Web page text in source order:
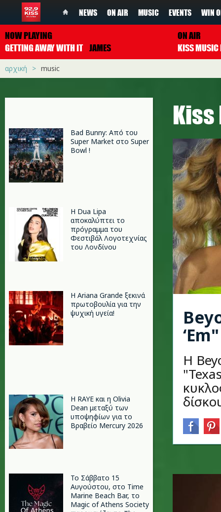
NEWS ON AIR MUSIC EVENTS WIN
NOW PLAYING
GETTING AWAY WITH IT JAMES
ON AIR
αρχική music
Bad Bunny: Από του
Super Market στο Super
Bowl !
Η Dua Lipa
αποκαλύπτει το
πρόγραμμα του
Φεστιβάλ Λογοτεχνίας
του Λονδίνου
Η Ariana Grande ξεκινά
πρωτοβουλία για την
ψυχική υγεία!
Η RAYE και η Olivia
Dean μεταξύ των
υποψηφίων για το
Βραβείο Mercury 2026
Το Σάββατο 15
Αυγούστου, στο Time
Marine Beach Bar, το
Magic of Athens Society
Κiss
Η